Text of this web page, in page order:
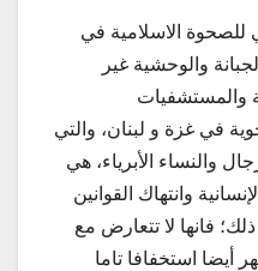
للصحوة الاسلامية في
والوحشية غير
والمستشفيات
في غزة و لبنان، والتي
والنساء الأبرياء، هي
وانتهاك القوانين
ذلك؛ فانها لا تتعارض مع
استخفافا تاما